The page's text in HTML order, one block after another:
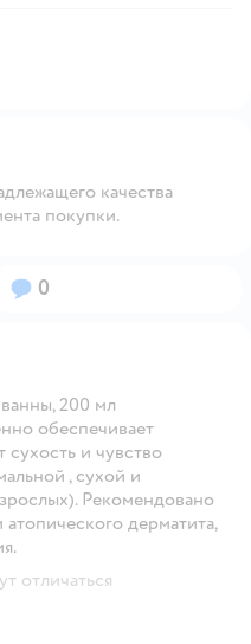
качества
покупки.
Вопросов:
0
200 мл
обеспечивает
и чувство
, сухой и
Рекомендовано
дерматита,
отличаться